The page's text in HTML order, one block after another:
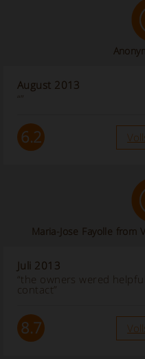
August 2013
“”
6.2
Maria-Jose Fayolle from
Juli 2013
“the owners wered
contact”
8.7